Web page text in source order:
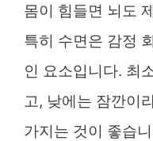
몸이 힘들면 뇌도
특히 수면은 감정
인 요소입니다. 최
고, 낮에는 잠깐이
가지는 것이 좋습